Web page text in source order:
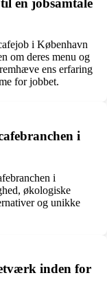
i København
om deres menu og
ens erfaring
for jobbet.
i
i
økologiske
og unikke
inden for